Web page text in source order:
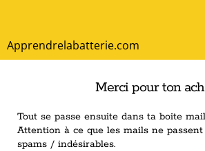
Apprendrelabatterie.com
Merci pour ton
Tout se passe ensuite dans ta boite
Attention à ce que les mails ne
spams / indésirables.